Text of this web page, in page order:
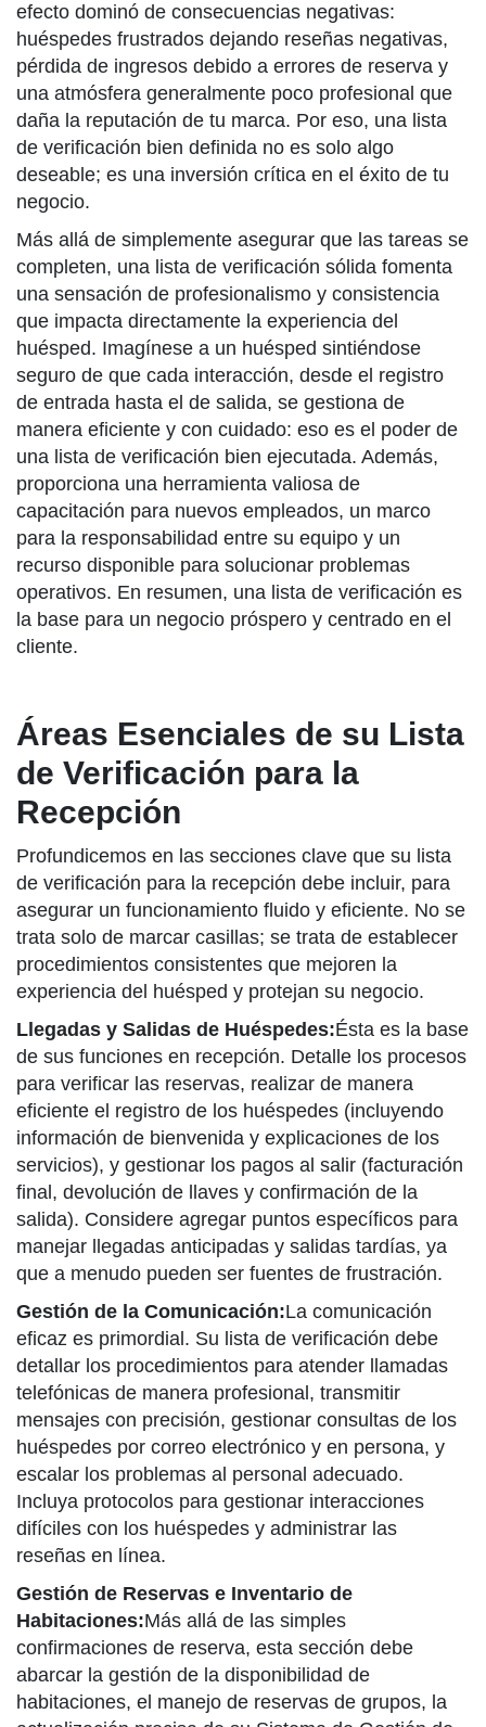
efecto dominó de consecuencias negativas:
huéspedes frustrados dejando reseñas negativas,
pérdida de ingresos debido a errores de reserva y
una atmósfera generalmente poco profesional que
daña la reputación de tu marca. Por eso, una lista
de verificación bien definida no es solo algo
deseable; es una inversión crítica en el éxito de tu
negocio.
Más allá de simplemente asegurar que las tareas se
completen, una lista de verificación sólida fomenta
una sensación de profesionalismo y consistencia
que impacta directamente la experiencia del
huésped. Imagínese a un huésped sintiéndose
seguro de que cada interacción, desde el registro
de entrada hasta el de salida, se gestiona de
manera eficiente y con cuidado: eso es el poder de
una lista de verificación bien ejecutada. Además,
proporciona una herramienta valiosa de
capacitación para nuevos empleados, un marco
para la responsabilidad entre su equipo y un
recurso disponible para solucionar problemas
operativos. En resumen, una lista de verificación es
la base para un negocio próspero y centrado en el
cliente.
Áreas Esenciales de su Lista
de Verificación para la
Recepción
Profundicemos en las secciones clave que su lista
de verificación para la recepción debe incluir, para
asegurar un funcionamiento fluido y eficiente. No se
trata solo de marcar casillas; se trata de establecer
procedimientos consistentes que mejoren la
experiencia del huésped y protejan su negocio.
Llegadas y Salidas de Huéspedes:Ésta es la base
de sus funciones en recepción. Detalle los procesos
para verificar las reservas, realizar de manera
eficiente el registro de los huéspedes (incluyendo
información de bienvenida y explicaciones de los
servicios), y gestionar los pagos al salir (facturación
final, devolución de llaves y confirmación de la
salida). Considere agregar puntos específicos para
manejar llegadas anticipadas y salidas tardías, ya
que a menudo pueden ser fuentes de frustración.
Gestión de la Comunicación:La comunicación
eficaz es primordial. Su lista de verificación debe
detallar los procedimientos para atender llamadas
telefónicas de manera profesional, transmitir
mensajes con precisión, gestionar consultas de los
huéspedes por correo electrónico y en persona, y
escalar los problemas al personal adecuado.
Incluya protocolos para gestionar interacciones
difíciles con los huéspedes y administrar las
reseñas en línea.
Gestión de Reservas e Inventario de
Habitaciones:Más allá de las simples
confirmaciones de reserva, esta sección debe
abarcar la gestión de la disponibilidad de
habitaciones, el manejo de reservas de grupos, la